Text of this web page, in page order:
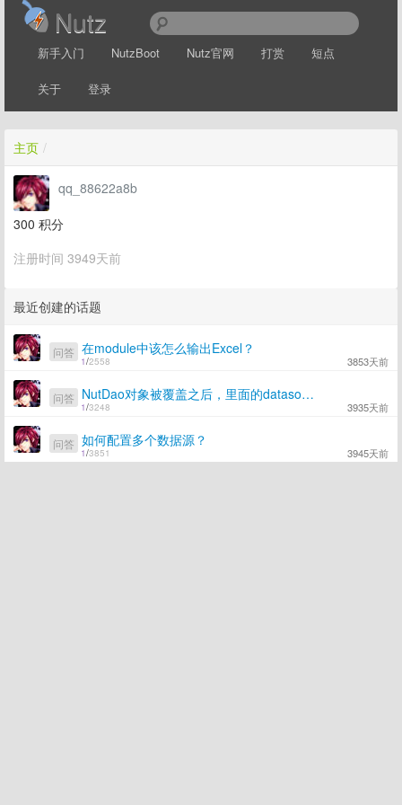
Nutz
新手入门 NutzBoot Nutz官网 打赏 短点
关于 登录
主页 /
qq_88622a8b
300 积分
注册时间 3949天前
最近创建的话题
1/2558 3853天前
问答 在module中该怎么输出Excel？
1/3248 3935天前
问答 NutDao对象被覆盖之后，里面的datasource连接池会关闭吗？
1/3851 3945天前
问答 如何配置多个数据源？